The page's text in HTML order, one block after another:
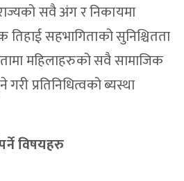
सवै अंग र निकायमा
सहभागिताको सुनिश्चितता
महिलाहरुको सवै सामाजिक
प्रतिनिधित्वको ब्यस्था
विषयहरु